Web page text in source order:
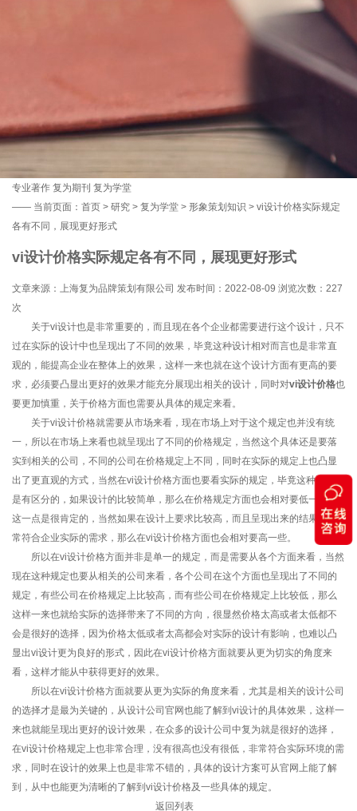
专业著作 复为期刊 复为学堂
—— 当前页面： 首页 > 研究 > 复为学堂 > 形象策划知识 > vi设计价格实际规定
各有不同，展现更好形式
vi设计价格实际规定各有不同，展现更好形式
文章来源：上海复为品牌策划有限公司 发布时间：2022-08-09 浏览次数： 227
次
关于vi设计也是非常重要的，而且现在各个企业都需要进行这个设计，只不
过在实际的设计中也呈现出了不同的效果，毕竟这种设计相对而言也是非常直
观的，能提高企业在整体上的效果，这样一来也就在这个设计方面有更高的要
求，必须要凸显出更好的效果才能充分展现出相关的设计，同时对vi设计价格也
要更加慎重，关于价格方面也需要从具体的规定来看。
关于vi设计价格就需要从市场来看，现在市场上对于这个规定也并没有统
一，所以在市场上来看也就呈现出了不同的价格规定，当然这个具体还是要落
实到相关的公司，不同的公司在价格规定上不同，同时在实际的规定上也凸显
出了更直观的方式，当然在vi设计价格方面也要看实际的规定，毕竟这种设计也
是有区分的，如果设计的比较简单，那么在价格规定方面也会相对要低一些，
这一点是很肯定的，当然如果在设计上要求比较高，而且呈现出来的结果也非
常符合企业实际的需求，那么在vi设计价格方面也会相对要高一些。
所以在vi设计价格方面并非是单一的规定，而是需要从各个方面来看，当然
现在这种规定也要从相关的公司来看，各个公司在这个方面也呈现出了不同的
规定，有些公司在价格规定上比较高，而有些公司在价格规定上比较低，那么
这样一来也就给实际的选择带来了不同的方向，很显然价格太高或者太低都不
会是很好的选择，因为价格太低或者太高都会对实际的设计有影响，也难以凸
显出vi设计更为良好的形式，因此在vi设计价格方面就要从更为切实的角度来
看，这样才能从中获得更好的效果。
所以在vi设计价格方面就要从更为实际的角度来看，尤其是相关的设计公司
的选择才是最为关键的，从设计公司官网也能了解到vi设计的具体效果，这样一
来也就能呈现出更好的设计效果，在众多的设计公司中复为就是很好的选择，
在vi设计价格规定上也非常合理，没有很高也没有很低，非常符合实际环境的需
求，同时在设计的效果上也是非常不错的，具体的设计方案可从官网上能了解
到，从中也能更为清晰的了解到vi设计价格及一些具体的规定。
返回列表